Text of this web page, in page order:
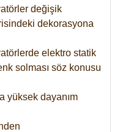
değişik
dekorasyona
elektro statik
solması söz konusu
yüksek dayanım